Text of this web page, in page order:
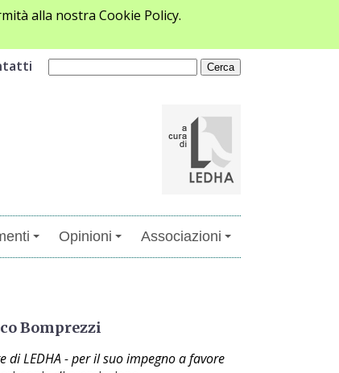
alla nostra Cookie Policy.
Opinioni Associazioni
Bomprezzi
LEDHA - per il suo impegno a favore